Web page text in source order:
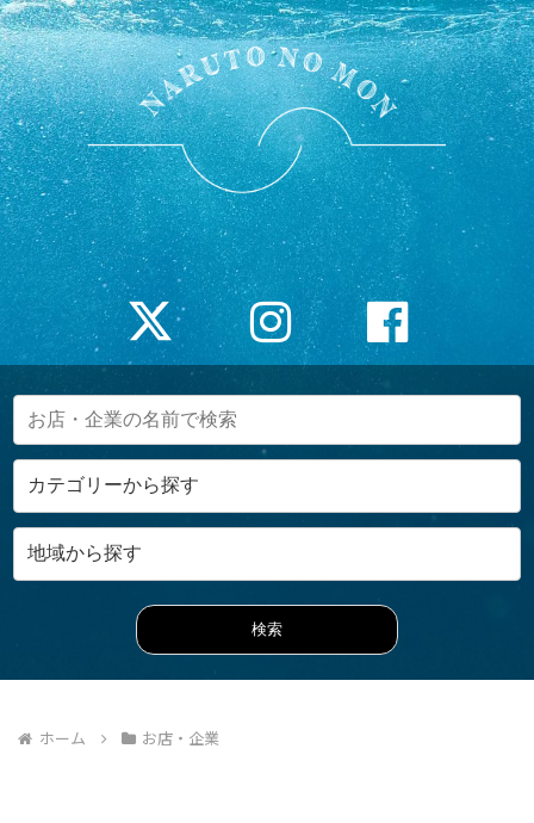
ホーム お店・企業